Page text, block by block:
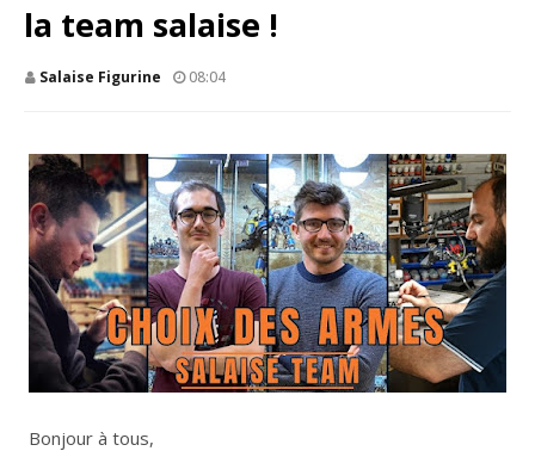
la team salaise !
Salaise Figurine 08:04
Bonjour à tous,